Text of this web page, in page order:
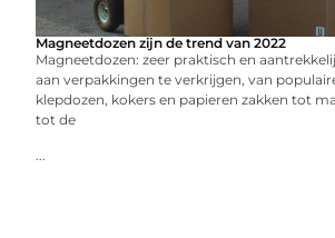
Magneetdozen zijn de trend van 2022
Magneetdozen: zeer praktisch en
aan verpakkingen te verkrijgen, van
klepdozen, kokers en papieren zakken tot
tot de
...